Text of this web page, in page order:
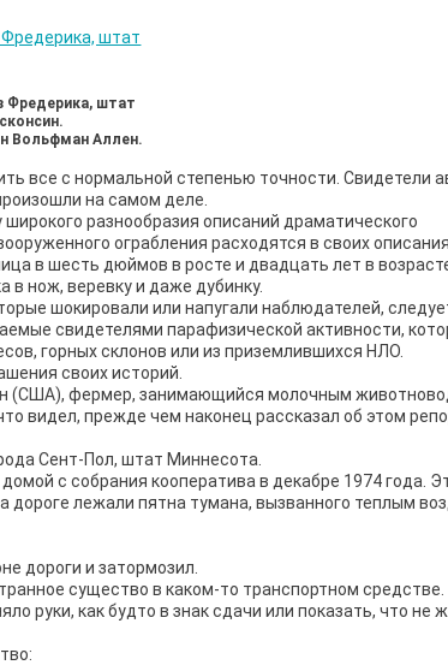
Фредерика, штат
Вольфман Аллен.
все с нормальной степенью точности. Свидетели
на самом деле.
разнообразия описаний драматического
ограбления расходятся в своих
в шесть дюймов в росте и двадцать лет в
нож, веревку и даже дубинку.
шокировали или напугали наблюдателей,
свидетелями парафизической активности,
горных склонов или из приземлившихся НЛО.
своих историй.
(США), фермер, занимающийся молочным
видел, прежде чем наконец рассказал об этом
Сент-Пол, штат Миннесота.
с собрания кооператива в декабре 1974 года.
дороге лежали пятна тумана, вызванного теплым
дороги и затормозил.
существо в каком-то транспортном средстве.
руки, как будто в знак сдачи или показать, что не